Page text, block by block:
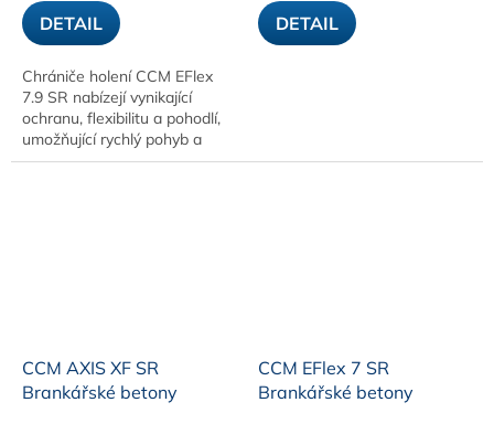
DETAIL
Chrániče holení CCM EFlex
7.9 SR nabízejí vynikající
ochranu, flexibilitu a pohodlí,
umožňující rychlý pohyb a
efektivní ochranu během hry.
DETAIL
CCM AXIS XF SR
Brankářské betony
CCM EFlex 7 SR
Brankářské betony